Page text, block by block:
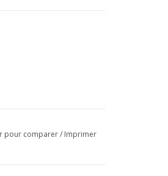
pour comparer/ Imprimer